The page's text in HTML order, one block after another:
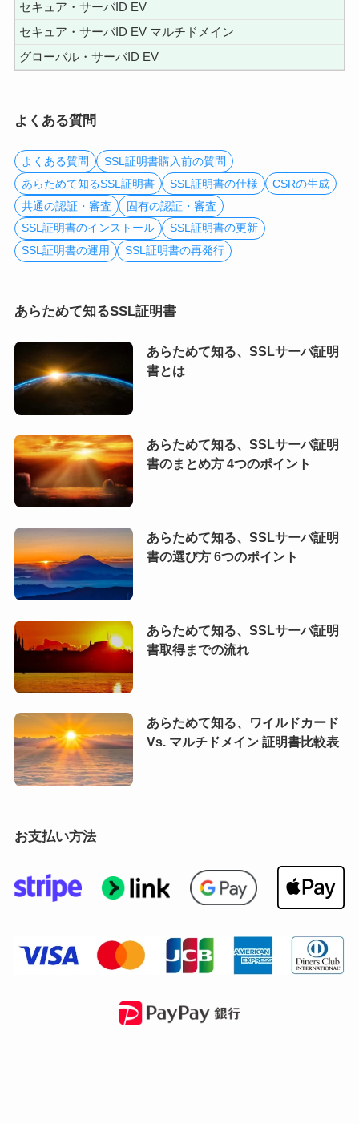
セキュア・サーバID EV
セキュア・サーバID EV マルチドメイン
グローバル・サーバID EV
よくある質問
よくある質問
SSL証明書購入前の質問
あらためて知るSSL証明書
SSL証明書の仕様
CSRの生成
共通の認証・審査
固有の認証・審査
SSL証明書のインストール
SSL証明書の更新
SSL証明書の運用
SSL証明書の再発行
あらためて知るSSL証明書
あらためて知る、SSLサーバ証明
書とは
あらためて知る、SSLサーバ証明
書のまとめ方 4つのポイント
あらためて知る、SSLサーバ証明
書の選び方 6つのポイント
あらためて知る、SSLサーバ証明
書取得までの流れ
あらためて知る、ワイルドカード
Vs. マルチドメイン 証明書比較表
お支払い方法